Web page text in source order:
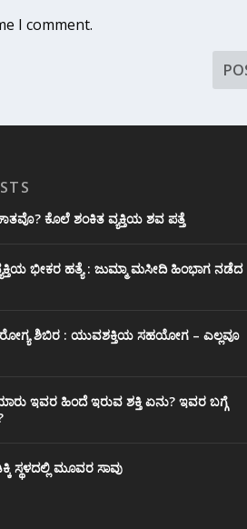
I comment.
ಕೊಲೆ ಶಂಕಿತ ವ್ಯಕ್ತಿಯ ಶವ ಪತ್ತೆ
ವ್ಯಕ್ತಿಯ ಭೀಕರ‌ ಹತ್ಯೆ : ಜುಮ್ಮಾ ಮಸೀದಿ ಹಿಂಭಾಗ ನಡೆದ
ಶಿಬಿರ : ಯುವಶಕ್ತಿಯ ಸಹಯೋಗ – ಎಲ್ಲವೂ
ಇವರ ಹಿಂದೆ ಇರುವ ಶಕ್ತಿ ಏನು? ಇವರ ಬಗ್ಗೆ
ಸ್ಥಳದಲ್ಲಿ ಮೂವರ ಸಾವು